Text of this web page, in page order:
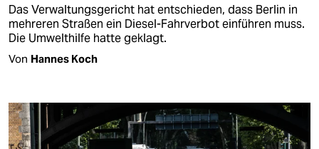
Das Verwaltungsgericht hat entschieden, dass Berlin in
mehreren Straßen ein Diesel-Fahrverbot einführen muss.
Die Umwelthilfe hatte geklagt.
Von Hannes Koch